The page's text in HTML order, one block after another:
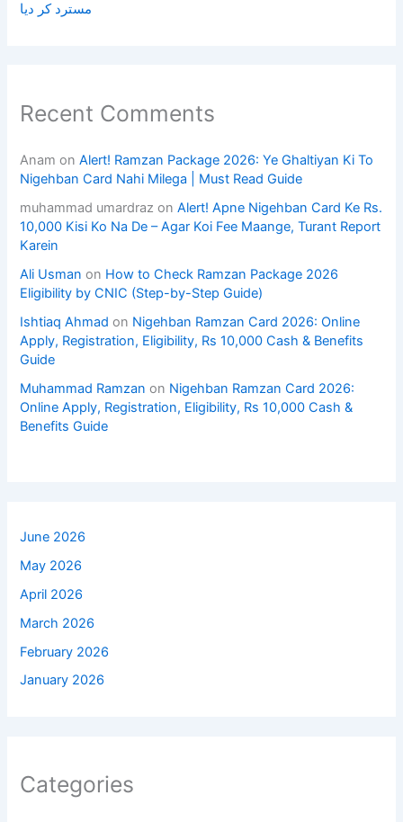
مسترد کر دیا
Recent Comments
Anam onAlert! Ramzan Package 2026: Ye Ghaltiyan Ki To
Nigehban Card Nahi Milega | Must Read Guide
muhammad umardraz onAlert! Apne Nigehban Card Ke Rs.
10,000 Kisi Ko Na De – Agar Koi Fee Maange, Turant Report
Karein
Ali Usman on How to Check Ramzan Package 2026
Eligibility by CNIC (Step-by-Step Guide)
Ishtiaq Ahmad on Nigehban Ramzan Card 2026: Online
Apply, Registration, Eligibility, Rs 10,000 Cash & Benefits
Guide
Muhammad Ramzan on Nigehban Ramzan Card 2026:
Online Apply, Registration, Eligibility, Rs 10,000 Cash &
Benefits Guide
June 2026
May 2026
April 2026
March 2026
February 2026
January 2026
Categories